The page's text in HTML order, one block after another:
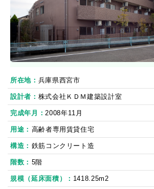
所在地 兵庫県西宮市
設計者 株式会社ＫＤＭ建築設計室
完成年月 2008年11月
用途 高齢者専用賃貸住宅
構造 鉄筋コンクリート造
階数 5階
規模（延床面積） 1418.25m2